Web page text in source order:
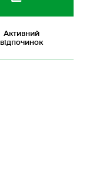
Активний
відпочинок